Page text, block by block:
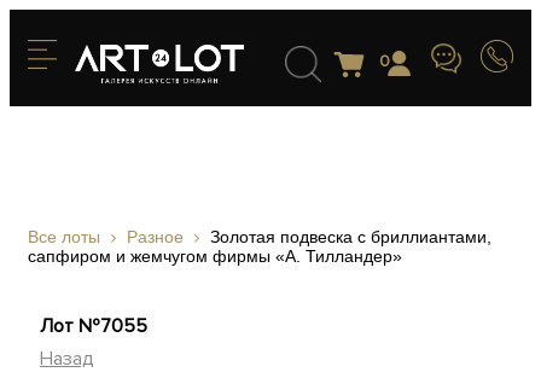
0
Все лоты Разное
Золотая подвеска с бриллиантами,
сапфиром и жемчугом фирмы «А. Тилландер»
Лот №7055
Назад